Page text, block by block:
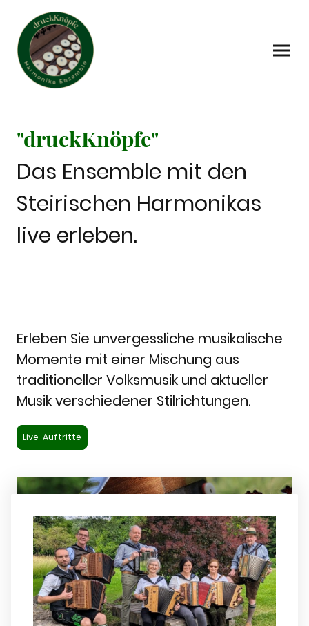
"druckKnöpfe"
Das Ensemble mit den
Steirischen Harmonikas
live erleben.
Erleben Sie unvergessliche musikalische
Momente mit einer Mischung aus
traditioneller Volksmusik und aktueller
Musik verschiedener Stilrichtungen.
Live-Auftritte